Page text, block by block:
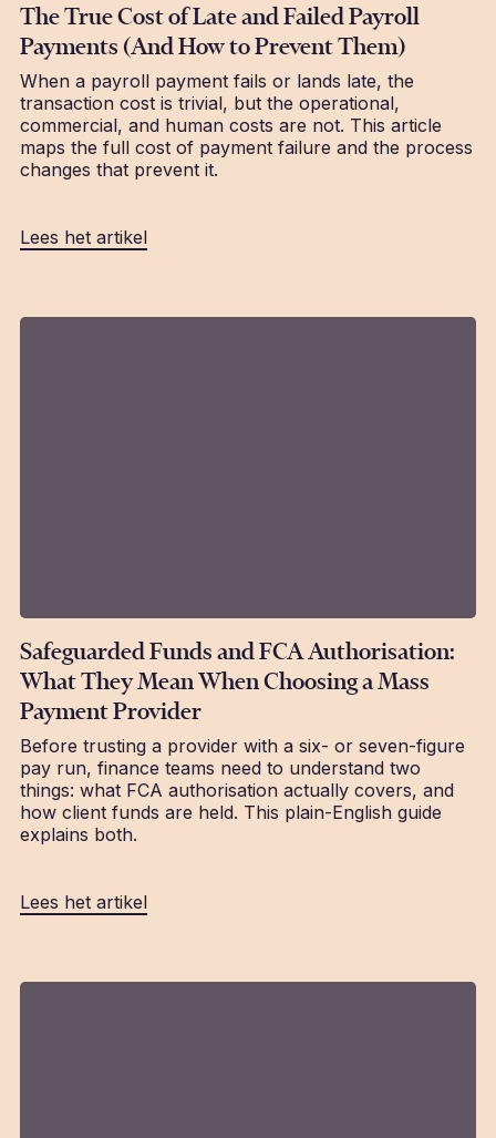
The True Cost of Late and Failed Payroll
Payments (And How to Prevent Them)
When a payroll payment fails or lands late, the
transaction cost is trivial, but the operational,
commercial, and human costs are not. This article
maps the full cost of payment failure and the process
changes that prevent it.
Lees het artikel
Safeguarded Funds and FCA Authorisation:
What They Mean When Choosing a Mass
Payment Provider
Before trusting a provider with a six- or seven-figure
pay run, finance teams need to understand two
things: what FCA authorisation actually covers, and
how client funds are held. This plain-English guide
explains both.
Lees het artikel